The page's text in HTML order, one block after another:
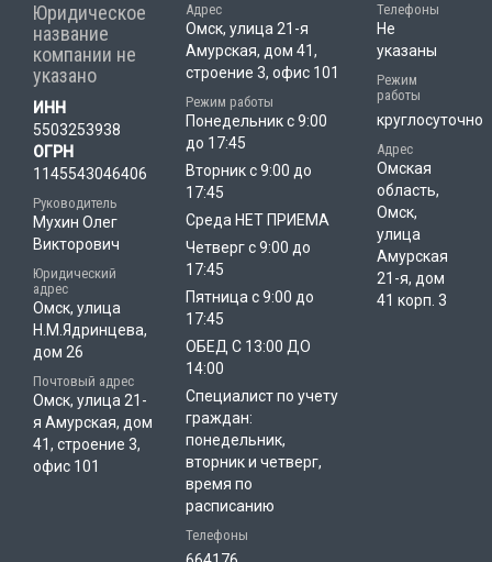
Юридическое
название
компании не
указано
ИНН
5503253938
ОГРН
1145543046406
Руководитель
Мухин Олег
Викторович
Юридический
адрес
Омск, улица
Н.М.Ядринцева,
дом 26
Почтовый адрес
Омск, улица 21-
я Амурская, дом
41, строение 3,
офис 101
Адрес
Омск, улица 21-я
Амурская, дом 41,
строение 3, офис 101
Режим работы
Понедельник с 9:00
до 17:45
Вторник с 9:00 до
17:45
Среда НЕТ ПРИЕМА
Четверг с 9:00 до
17:45
Пятница с 9:00 до
17:45
ОБЕД С 13:00 ДО
14:00
Специалист по учету
граждан:
понедельник,
вторник и четверг,
время по
расписанию
Телефоны
Телефоны
Не
указаны
Режим
работы
круглосуточно
Адрес
Омская
область,
Омск,
улица
Амурская
21-я, дом
41 корп. 3